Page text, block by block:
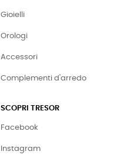
Gioielli
Orologi
Accessori
Complementi d'arredo
SCOPRI TRESOR
Facebook
Instagram